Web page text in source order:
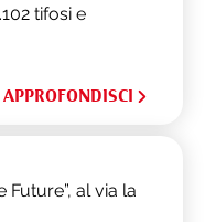
tifosi e
APPROFONDISCI
al via la